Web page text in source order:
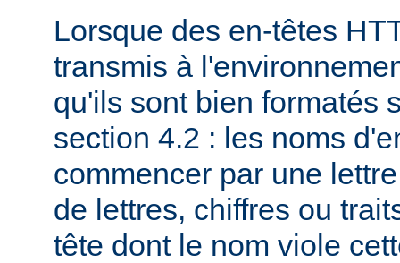
Lorsque des en-têtes
transmis à
qu'ils sont bien formatés
section 4.2 : les noms
commencer par une
de lettres, chiffres ou
tête dont le nom viole